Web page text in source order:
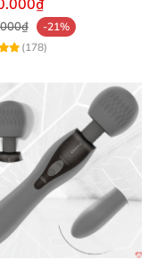
mua?
-21%
(178)